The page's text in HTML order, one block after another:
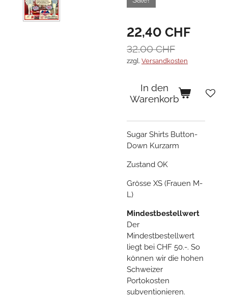
22,40 CHF
32,00 CHF
zzgl. Versandkosten
In den
Warenkorb
Sugar Shirts Button-
Down Kurzarm
Zustand OK
Grösse XS (Frauen M-
L)
Mindestbestellwert
Der
Mindestbestellwert
liegt bei CHF 50.-. So
können wir die hohen
Schweizer
Portokosten
subventionieren.